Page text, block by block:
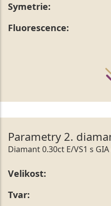
Symetrie:
Fluorescence:
Parametry 2.
Diamant 0.30ct E/VS1 s
Velikost:
Tvar: